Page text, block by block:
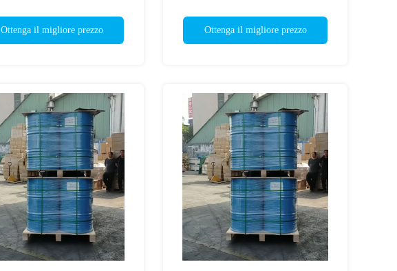
Ottenga il migliore prezzo Ottenga il migliore prezzo